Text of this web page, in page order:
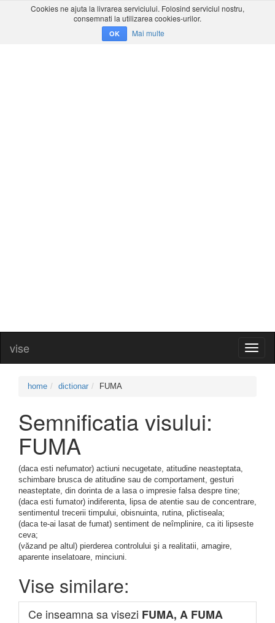
Cookies ne ajuta la livrarea serviciului. Folosind serviciul nostru,
consemnati la utilizarea cookies-urilor.
OK Mai multe
vise
home dictionar FUMA
Semnificatia visului:
FUMA
(daca esti nefumator) actiuni necugetate, atitudine neasteptata,
schimbare brusca de atitudine sau de comportament, gesturi
neasteptate, din dorinta de a lasa o impresie falsa despre tine;
(daca esti fumator) indiferenta, lipsa de atentie sau de concentrare,
sentimentul trecerii timpului, obisnuinta, rutina, plictiseala;
(daca te-ai lasat de fumat) sentiment de neîmplinire, ca iti lipseste
ceva;
(văzand pe altul) pierderea controlului şi a realitatii, amagire,
aparente inselatoare, minciuni.
Vise similare:
Ce inseamna sa visezi FUMA, A FUMA